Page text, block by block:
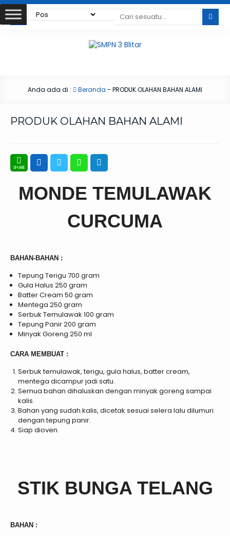
Anda ada di : Beranda - PRODUK OLAHAN BAHAN ALAMI
PRODUK OLAHAN BAHAN ALAMI
MONDE TEMULAWAK
CURCUMA
BAHAN-BAHAN :
Tepung Terigu 700 gram
Gula Halus 250 gram
Batter Cream 50 gram
Mentega 250 gram
Serbuk Temulawak 100 gram
Tepung Panir 200 gram
Minyak Goreng 250 ml
CARA MEMBUAT :
Serbuk temulawak, terigu, gula halus, batter cream,
mentega dicampur jadi satu.
Semua bahan dihaluskan dengan minyak goreng sampai
kalis.
Bahan yang sudah kalis, dicetak sesuai selera lalu dilumuri
dengan tepung panir.
Siap dioven.
STIK BUNGA TELANG
BAHAN :